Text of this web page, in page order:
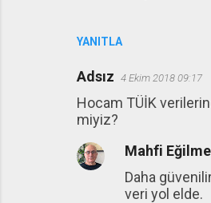
YANITLA
Adsız 4 Ekim 2018 09:17
Hocam TÜİK
miyiz?
Mahfi
Daha
veri yol elde.